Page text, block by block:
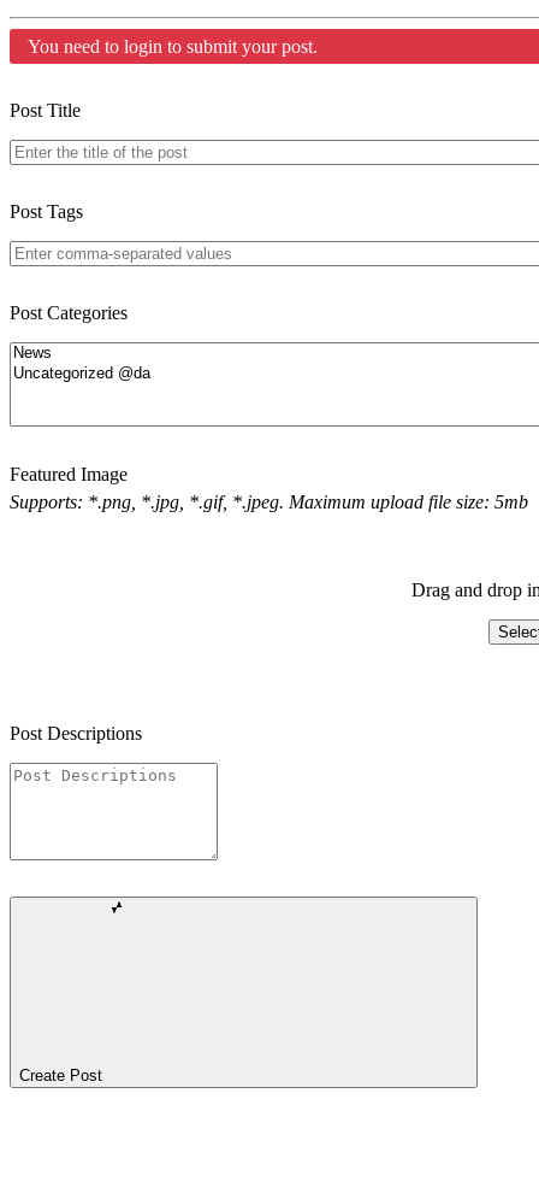
You need to login to submit your post.
Post Title
Post Tags
Post Categories
Featured Image
Supports: *.png, *.jpg, *.gif, *.jpeg. Maximum upload file size: 5mb
Drag and drop
Post Descriptions
Create Post